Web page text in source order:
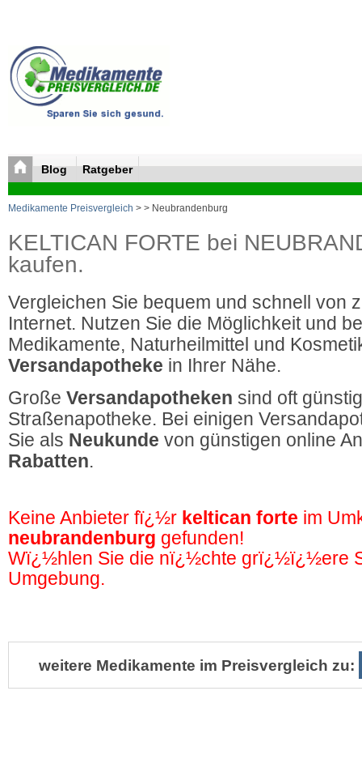
Blog Ratgeber
Medikamente Preisvergleich > > Neubrandenburg
KELTICAN FORTE bei
kaufen.
Vergleichen Sie bequem und schnell von
Internet. Nutzen Sie die Möglichkeit und
Medikamente, Naturheilmittel und
Versandapotheke in Ihrer Nähe.
Große Versandapotheken sind oft
Straßenapotheke. Bei einigen
Sie als Neukunde von günstigen online
Rabatten.
Keine Anbieter fï¿½r keltican forte im
neubrandenburg gefunden!
Wï¿½hlen Sie die nï¿½chte grï¿½ï¿½ere
Umgebung.
weitere Medikamente im Preisvergleich zu: